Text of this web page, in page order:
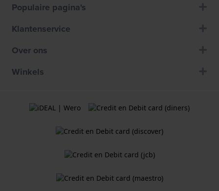
Populaire pagina's
Klantenservice
Over ons
Winkels